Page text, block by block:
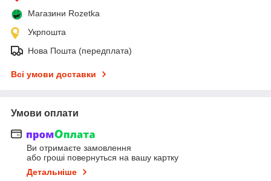
Магазини Rozetka
Укрпошта
Нова Пошта (передплата)
Всі умови доставки
Умови оплати
Ви отримаєте замовлення
або гроші повернуться на вашу картку
Детальніше